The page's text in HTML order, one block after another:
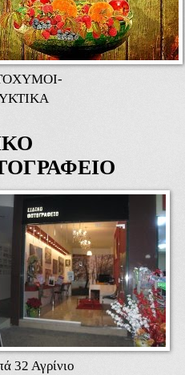
32 Αγρίνιο